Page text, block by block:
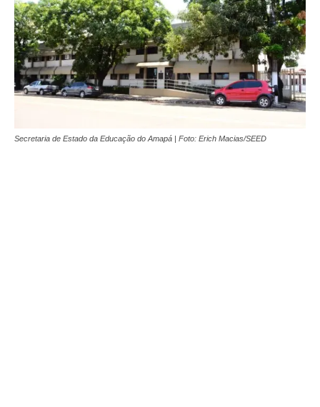
Secretaria de Estado da Educação do Amapá | Foto: Erich Macias/SEED